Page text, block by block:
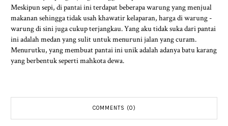
Meskipun sepi, di pantai ini terdapat beberapa warung yang menjual
makanan sehingga tidak usah khawatir kelaparan, harga di warung -
warung di sini juga cukup terjangkau. Yang aku tidak suka dari pantai
ini adalah medan yang sulit untuk menuruni jalan yang curam.
Menurutku, yang membuat pantai ini unik adalah adanya batu karang
yang berbentuk seperti mahkota dewa.
COMMENTS (0)